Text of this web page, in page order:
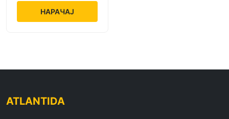
НАРАЧАЈ
ATLANTIDA